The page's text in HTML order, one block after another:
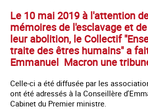
Le 10 mai 2019 à l'attention
mémoires de l'esclavage et
leur abolition, le Collectif
traite des êtres humains" a
Emmanuel Macron une
Celle-ci a été diffusée par les
ont été adressés à la Conseillère
Cabinet du Premier ministre.